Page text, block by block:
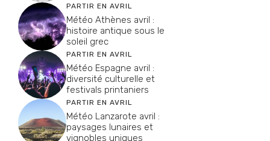
PARTIR EN AVRIL
Météo Athènes avril :
histoire antique sous le
soleil grec
PARTIR EN AVRIL
Météo Espagne avril :
diversité culturelle et
festivals printaniers
PARTIR EN AVRIL
Météo Lanzarote avril :
paysages lunaires et
vignobles uniques